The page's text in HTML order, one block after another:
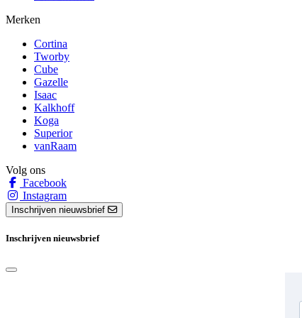
Merken
Cortina
Tworby
Cube
Gazelle
Isaac
Kalkhoff
Koga
Superior
vanRaam
Volg ons
Facebook
Instagram
Inschrijven nieuwsbrief
Inschrijven nieuwsbrief